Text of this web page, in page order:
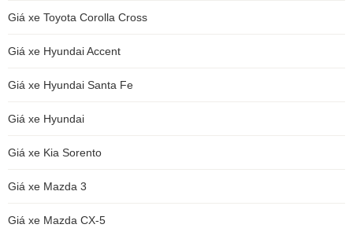
Giá xe Toyota Corolla Cross
Giá xe Hyundai Accent
Giá xe Hyundai Santa Fe
Giá xe Hyundai
Giá xe Kia Sorento
Giá xe Mazda 3
Giá xe Mazda CX-5